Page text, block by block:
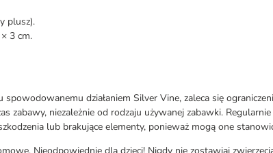
plusz).
3 cm.
działaniem Silver Vine, zaleca się
zabawy, niezależnie od rodzaju używanej zabawki.
lub brakujące elementy, ponieważ mogą one